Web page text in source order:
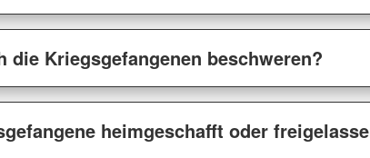
die Kriegsgefangenen beschweren?
heimgeschafft oder